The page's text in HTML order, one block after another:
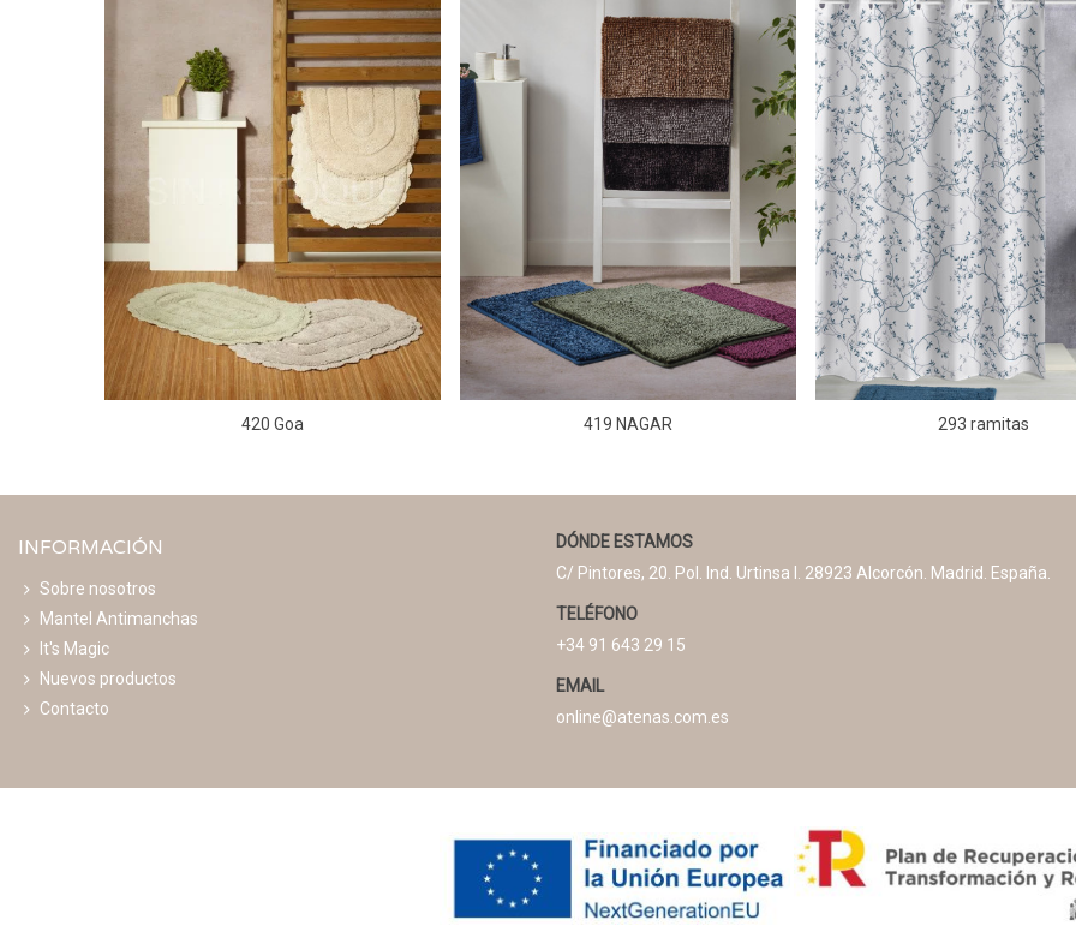
420 Goa 419 NAGAR 293 ramitas
INFORMACIÓN
Sobre nosotros
Mantel Antimanchas
It's Magic
Nuevos productos
Contacto
DÓNDE ESTAMOS
C/ Pintores, 20. Pol. Ind. Urtinsa I. 28923 Alcorcón. Madrid. España.
TELÉFONO
+34 91 643 29 15
EMAIL
online@atenas.com.es